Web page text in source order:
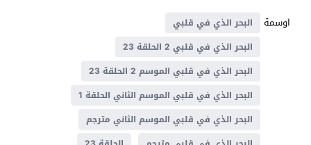
اوسمة
البحر الذي في قلبي
البحر الذي في قلبي 2 الحلقة 23
البحر الذي في قلبي الموسم 2 الحلقة 23
البحر الذي في قلبي الموسم الثاني الحلقة 1
البحر الذي في قلبي الموسم الثاني مترجم